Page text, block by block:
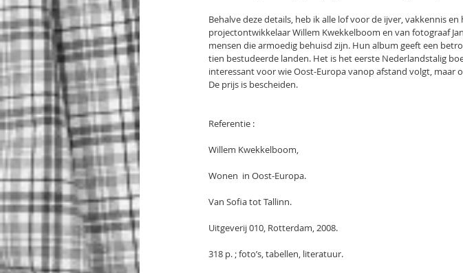
Behalve deze details, heb ik alle lof voor de ijver, vakkennis
projectontwikkelaar Willem Kwekkelboom en van fotograaf
mensen die armoedig behuisd zijn. Hun album geeft een
tien bestudeerde landen. Het is het eerste Nederlandstalig
interessant voor wie Oost-Europa vanop afstand volgt, maar
De prijs is bescheiden.
Referentie :
Willem Kwekkelboom,
Wonen  in Oost-Europa.
Van Sofia tot Tallinn.
Uitgeverij 010, Rotterdam, 2008.
318 p. ; foto’s, tabellen, literatuur.